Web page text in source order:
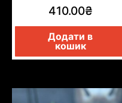
410.00₴
Додати в
кошик